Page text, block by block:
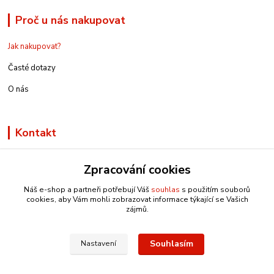
Proč u nás nakupovat
Jak nakupovat?
Časté dotazy
O nás
Kontakt
info@e-rucniprace.cz
Zpracování cookies
Náš e-shop a partneři potřebují Váš souhlas s použitím souborů
cookies, aby Vám mohli zobrazovat informace týkající se Vašich
zájmů.
Nastavení Souhlasím